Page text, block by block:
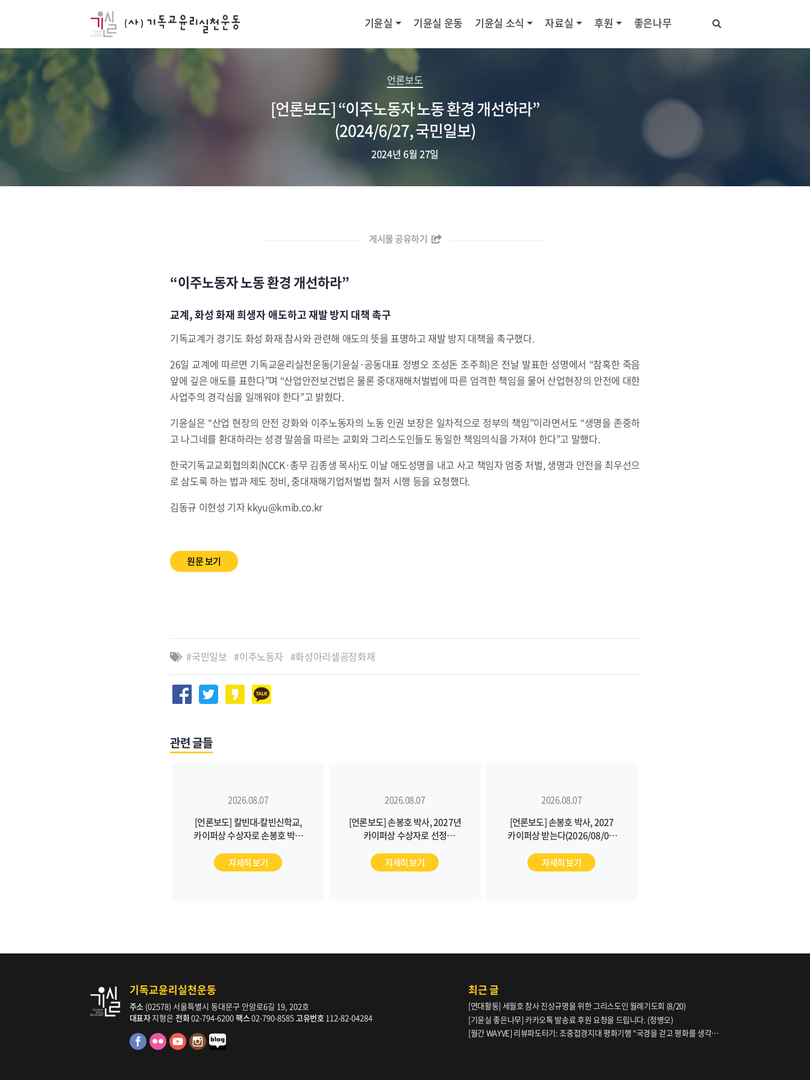
기윤실 기윤실 운동 기윤실 소식 자료실 후원 좋은나무
언론보도
[언론보도] “이주노동자 노동 환경 개선하라”
(2024/6/27, 국민일보)
2024년 6월 27일
게시물 공유하기
“이주노동자 노동 환경 개선하라”
교계, 화성 화재 희생자 애도하고 재발 방지 대책 촉구
기독교계가 경기도 화성 화재 참사와 관련해 애도의 뜻을 표명하고 재발 방지 대책을 촉구했다.
26일 교계에 따르면 기독교윤리실천운동(기윤실·공동대표 정병오 조성돈 조주희)은 전날 발표한 성명에서 “참혹한 죽음
앞에 깊은 애도를 표한다”며 “산업안전보건법은 물론 중대재해처벌법에 따른 엄격한 책임을 물어 산업현장의 안전에 대한
사업주의 경각심을 일깨워야 한다”고 밝혔다.
기윤실은 “산업 현장의 안전 강화와 이주노동자의 노동 인권 보장은 일차적으로 정부의 책임”이라면서도 “생명을 존중하
고 나그네를 환대하라는 성경 말씀을 따르는 교회와 그리스도인들도 동일한 책임의식을 가져야 한다”고 말했다.
한국기독교교회협의회(NCCK·총무 김종생 목사)도 이날 애도성명을 내고 사고 책임자 엄중 처벌, 생명과 안전을 최우선으
로 삼도록 하는 법과 제도 정비, 중대재해기업처벌법 철저 시행 등을 요청했다.
김동규 이현성 기자 kkyu@kmib.co.kr
원문 보기
국민일보 이주노동자 화성아리셀공장화재
관련 글들
2026.08.07
[언론보도] 칼빈대-칼빈신학교,
카이퍼상 수상자로 손봉호 박사
자세히 보기
2026.08.07
[언론보도] 손봉호 박사, 2027년
카이퍼상 수상자로 선정
자세히 보기
2026.08.07
[언론보도] 손봉호 박사, 2027
카이퍼상 받는다(2026/08/04,
자세히 보기
기독교윤리실천운동
주소(02578) 서울특별시 동대문구 안암로6길 19, 202호
대표자지형은 전화02-794-6200팩스02-790-8585고유번호112-82-04284
최근 글
[연대활동] 세월호 참사 진상규명을 위한 그리스도인 월례기도회 (8/20)
[기윤실 좋은나무] 카카오톡 발송료 후원 요청을 드립니다. (정병오)
[월간 WAYVE] 리뷰파도타기: 조중접경지대 평화기행 “국경을 걷고 평화를 생각하